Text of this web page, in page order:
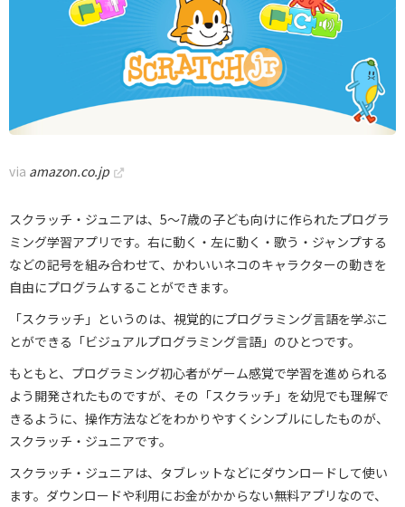
via amazon.co.jp
スクラッチ・ジュニアは、5～7歳の子ども向けに作られたプログラ
ミング学習アプリです。右に動く・左に動く・歌う・ジャンプする
などの記号を組み合わせて、かわいいネコのキャラクターの動きを
自由にプログラムすることができます。
「スクラッチ」というのは、視覚的にプログラミング言語を学ぶこ
とができる「ビジュアルプログラミング言語」のひとつです。
もともと、プログラミング初心者がゲーム感覚で学習を進められる
よう開発されたものですが、その「スクラッチ」を幼児でも理解で
きるように、操作方法などをわかりやすくシンプルにしたものが、
スクラッチ・ジュニアです。
スクラッチ・ジュニアは、タブレットなどにダウンロードして使い
ます。ダウンロードや利用にお金がかからない無料アプリなので、